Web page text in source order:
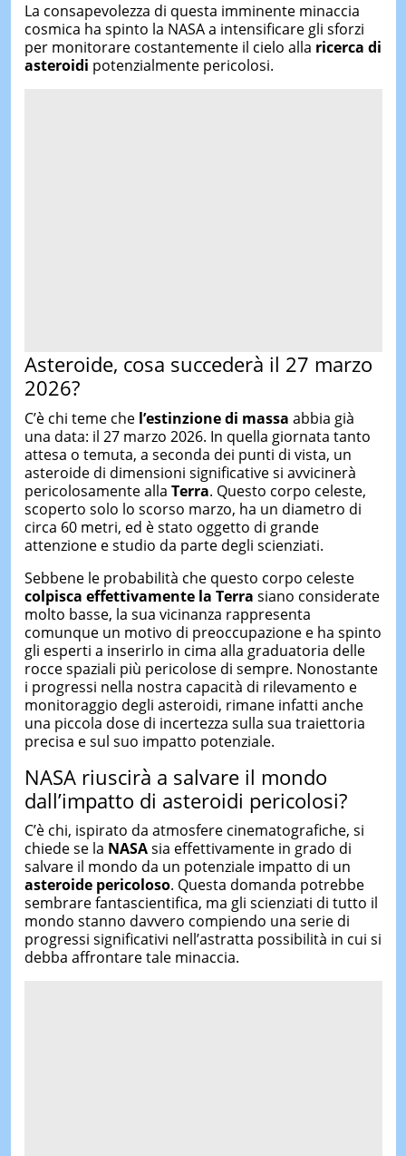
La consapevolezza di questa imminente minaccia
cosmica ha spinto la NASA a intensificare gli sforzi
per monitorare costantemente il cielo alla ricerca di
asteroidi potenzialmente pericolosi.
Asteroide, cosa succederà il 27 marzo
2026?
C’è chi teme che l’estinzione di massa abbia già
una data: il 27 marzo 2026. In quella giornata tanto
attesa o temuta, a seconda dei punti di vista, un
asteroide di dimensioni significative si avvicinerà
pericolosamente alla Terra. Questo corpo celeste,
scoperto solo lo scorso marzo, ha un diametro di
circa 60 metri, ed è stato oggetto di grande
attenzione e studio da parte degli scienziati.
Sebbene le probabilità che questo corpo celeste
colpisca effettivamente la Terra siano considerate
molto basse, la sua vicinanza rappresenta
comunque un motivo di preoccupazione e ha spinto
gli esperti a inserirlo in cima alla graduatoria delle
rocce spaziali più pericolose di sempre. Nonostante
i progressi nella nostra capacità di rilevamento e
monitoraggio degli asteroidi, rimane infatti anche
una piccola dose di incertezza sulla sua traiettoria
precisa e sul suo impatto potenziale.
NASA riuscirà a salvare il mondo
dall’impatto di asteroidi pericolosi?
C’è chi, ispirato da atmosfere cinematografiche, si
chiede se la NASAsia effettivamente in grado di
salvare il mondo da un potenziale impatto di un
asteroide pericoloso. Questa domanda potrebbe
sembrare fantascientifica, ma gli scienziati di tutto il
mondo stanno davvero compiendo una serie di
progressi significativi nell’astratta possibilità in cui si
debba affrontare tale minaccia.